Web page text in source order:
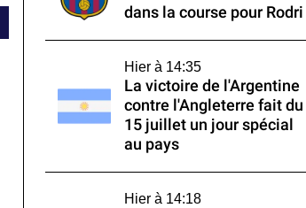
dans la course pour Rodri
Hier à 14:35
La victoire de l'Argentine
contre l'Angleterre fait du
15 juillet un jour spécial
au pays
Hier à 14:18